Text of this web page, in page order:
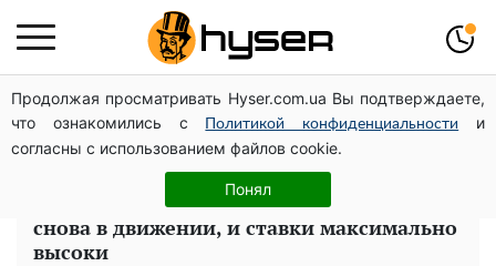
Продолжая просматривать Hyser.com.ua Вы подтверждаете,
что ознакомились с
Политикой конфиденциальности
и
согласны с использованием файлов cookie.
Понял
Полностью голая Анна Тринчер блеснула
"прелестями": таких размеров вы еще не видели
Дмитрий Співак о пекинских
переговорах: Большая шахматная доска
снова в движении, и ставки максимально
высоки